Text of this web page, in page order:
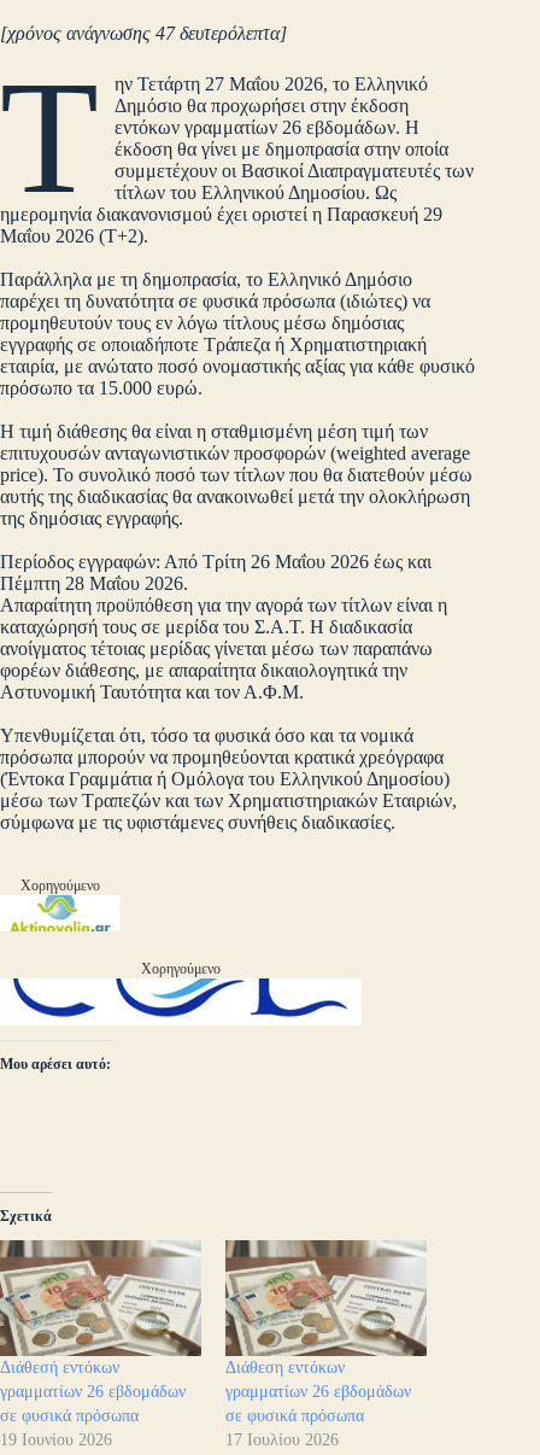
[χρόνος ανάγνωσης 47 δευτερόλεπτα]
Τ
ην Τετάρτη 27 Μαΐου 2026, το Ελληνικό
Δημόσιο θα προχωρήσει στην έκδοση
εντόκων γραμματίων 26 εβδομάδων. Η
έκδοση θα γίνει με δημοπρασία στην οποία
συμμετέχουν οι Βασικοί Διαπραγματευτές των
τίτλων του Ελληνικού Δημοσίου. Ως
ημερομηνία διακανονισμού έχει οριστεί η Παρασκευή 29
Μαΐου 2026 (Τ+2).
Παράλληλα με τη δημοπρασία, το Ελληνικό Δημόσιο
παρέχει τη δυνατότητα σε φυσικά πρόσωπα (ιδιώτες) να
προμηθευτούν τους εν λόγω τίτλους μέσω δημόσιας
εγγραφής σε οποιαδήποτε Τράπεζα ή Χρηματιστηριακή
εταιρία, με ανώτατο ποσό ονομαστικής αξίας για κάθε φυσικό
πρόσωπο τα 15.000 ευρώ.
Η τιμή διάθεσης θα είναι η σταθμισμένη μέση τιμή των
επιτυχουσών ανταγωνιστικών προσφορών (weighted average
price). Το συνολικό ποσό των τίτλων που θα διατεθούν μέσω
αυτής της διαδικασίας θα ανακοινωθεί μετά την ολοκλήρωση
της δημόσιας εγγραφής.
Περίοδος εγγραφών: Από Τρίτη 26 Μαΐου 2026 έως και
Πέμπτη 28 Μαΐου 2026.
Απαραίτητη προϋπόθεση για την αγορά των τίτλων είναι η
καταχώρησή τους σε μερίδα του Σ.Α.Τ. Η διαδικασία
ανοίγματος τέτοιας μερίδας γίνεται μέσω των παραπάνω
φορέων διάθεσης, με απαραίτητα δικαιολογητικά την
Αστυνομική Ταυτότητα και τον Α.Φ.Μ.
Υπενθυμίζεται ότι, τόσο τα φυσικά όσο και τα νομικά
πρόσωπα μπορούν να προμηθεύονται κρατικά χρεόγραφα
(Έντοκα Γραμμάτια ή Ομόλογα του Ελληνικού Δημοσίου)
μέσω των Τραπεζών και των Χρηματιστηριακών Εταιριών,
σύμφωνα με τις υφιστάμενες συνήθεις διαδικασίες.
Χορηγούμενο
Χορηγούμενο
Μου αρέσει αυτό:
Σχετικά
Διάθεσή εντόκων
γραμματίων 26 εβδομάδων
σε φυσικά πρόσωπα
19 Ιουνίου 2026
Διάθεση εντόκων
γραμματίων 26 εβδομάδων
σε φυσικά πρόσωπα
17 Ιουλίου 2026